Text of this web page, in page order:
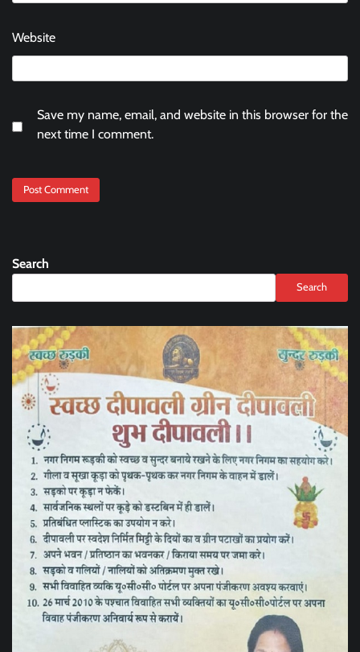
Website
Save my name, email, and website in this browser for the
next time I comment.
Search
Search